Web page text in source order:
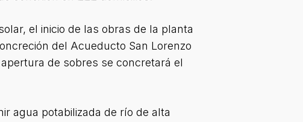
el inicio de las obras de la planta
del Acueducto San Lorenzo
de sobres se concretará el
agua potabilizada de río de alta